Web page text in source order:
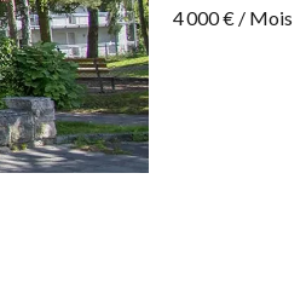
4 000 € / Mois